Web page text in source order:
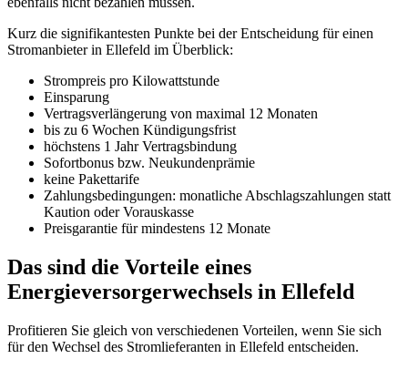
Kurz die signifikantesten Punkte bei der Entscheidung für einen
Stromanbieter in Ellefeld im Überblick:
Strompreis pro Kilowattstunde
Einsparung
Vertragsverlängerung von maximal 12 Monaten
bis zu 6 Wochen Kündigungsfrist
höchstens 1 Jahr Vertragsbindung
Sofortbonus bzw. Neukundenprämie
keine Pakettarife
Zahlungsbedingungen: monatliche Abschlagszahlungen statt
Kaution oder Vorauskasse
Preisgarantie für mindestens 12 Monate
Das sind die Vorteile eines
Energieversorgerwechsels in Ellefeld
Profitieren Sie gleich von verschiedenen Vorteilen, wenn Sie sich
für den Wechsel des Stromlieferanten in Ellefeld entscheiden.